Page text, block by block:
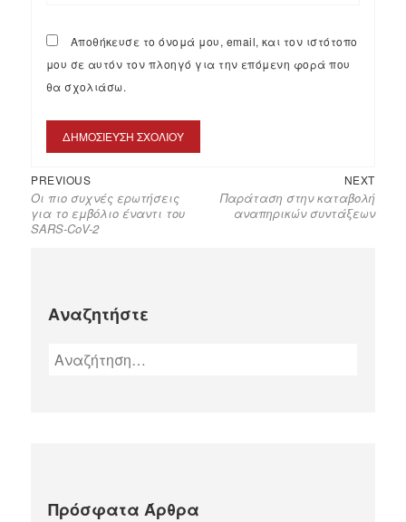
Αποθήκευσε το όνομά μου, email, και τον ιστότοπο
μου σε αυτόν τον πλοηγό για την επόμενη φορά που
θα σχολιάσω.
PREVIOUS
Οι πιο συχνές ερωτήσεις
για το εμβόλιο έναντι του
SARS-CoV-2
NEXT
Παράταση στην καταβολή
αναπηρικών συντάξεων
Αναζητήστε
Πρόσφατα Άρθρα